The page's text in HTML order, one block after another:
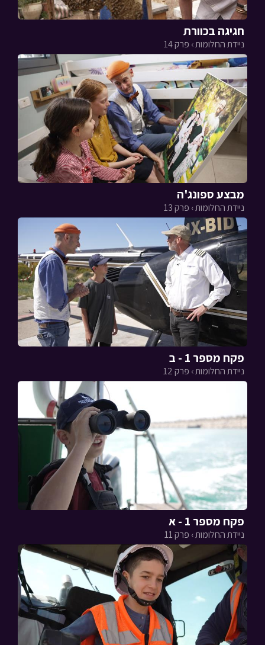
חגיגה בכוורת
ניידת החלומות › פרק 14
מבצע ספונג'ה
ניידת החלומות › פרק 13
פקח מספר 1 - ב
ניידת החלומות › פרק 12
פקח מספר 1 - א
ניידת החלומות › פרק 11